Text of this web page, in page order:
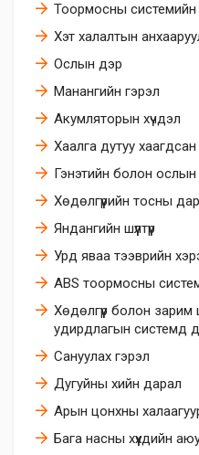
Тоормосны системийн
Хэт халалтын
Ослын дэр
Манангийн гэрэл
Акумляторын хүчдэл
Хаалга дутуу хаагдсан
Гэнэтийн болон ослын
Хөдөлгүүрийн тосны
Яндангийн шүүлтүүр
Урд яваа тээврийн
ABS тоормосны
Хөдөлгүүр болон
удирдлагын системд
Сануулах гэрэл
Дугуйны хийн дарал
Арын цонхны
Бага насны хүүхдийн